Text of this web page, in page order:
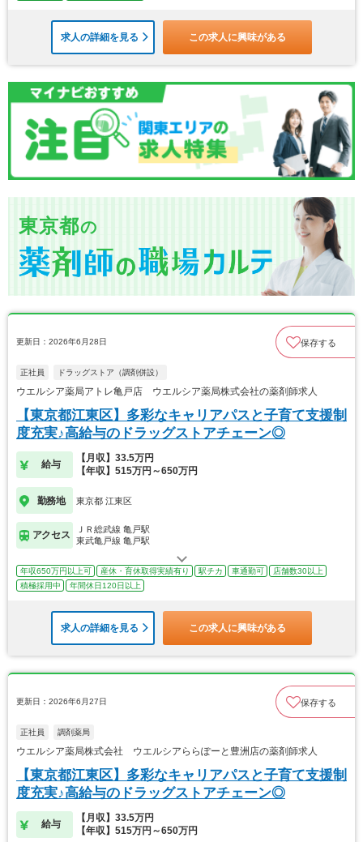
求人の詳細を見る この求人に興味がある
東京都の
更新日：2026年6月28日 保存する
正社員 ドラッグストア（調剤併設）
ウエルシア薬局アトレ亀戸店 ウエルシア薬局株式会社の薬剤師求人
【東京都江東区】多彩なキャリアパスと子育て支援制
度充実♪高給与のドラッグストアチェーン◎
給与
【月収】33.5万円
【年収】515万円～650万円
勤務地 東京都 江東区
アクセス
ＪＲ総武線 亀戸駅
東武亀戸線 亀戸駅
年収650万円以上可 産休・育休取得実績有り 駅チカ 車通勤可
店舗数30以上
積極採用中
年間休日120日以上
求人の詳細を見る この求人に興味がある
更新日：2026年6月27日 保存する
正社員 調剤薬局
ウエルシア薬局株式会社 ウエルシアららぽーと豊洲店の薬剤師求人
【東京都江東区】多彩なキャリアパスと子育て支援制
度充実♪高給与のドラッグストアチェーン◎
給与
【月収】33.5万円
【年収】515万円～650万円